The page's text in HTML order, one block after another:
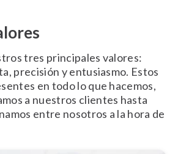
tres principales valores:
precisión y entusiasmo. Estos
en todo lo que hacemos,
a nuestros clientes hasta
entre nosotros a la hora de